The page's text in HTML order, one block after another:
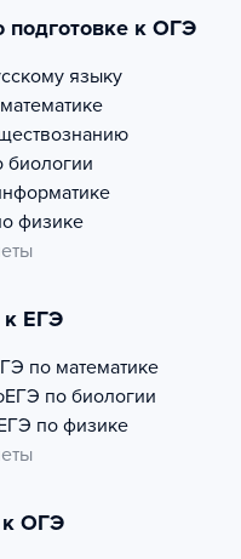
подготовке к ОГЭ
языку
физике
к ЕГЭ
по математике
ЕГЭ по биологии
по физике
к ОГЭ